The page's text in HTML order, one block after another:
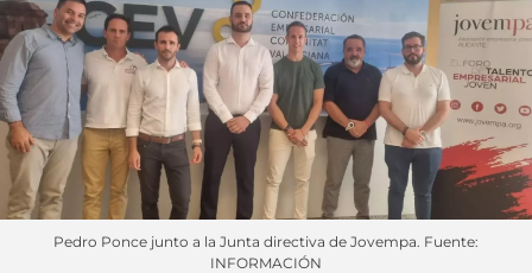
Pedro Ponce junto a la Junta directiva de Jovempa. Fuente:
INFORMACIÓN